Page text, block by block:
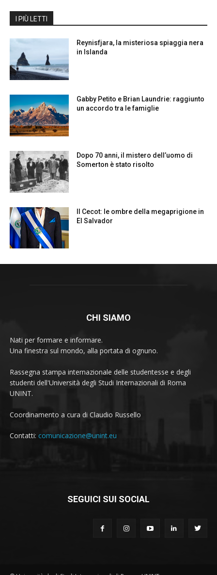
CHI SIAMO
Nati per formare e informare.
Una finestra sul mondo, alla portata di ognuno.
Rassegna stampa internazionale delle studentesse e degli
studenti dell'Università degli Studi Internazionali di Roma
UNINT.
Coordinamento a cura di Claudio Russello
Contatti: comunicazione@unint.eu
SEGUICI SUI SOCIAL